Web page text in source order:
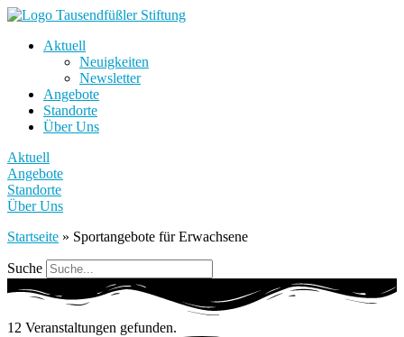
Aktuell
Neuigkeiten
Newsletter
Angebote
Standorte
Über Uns
Aktuell
Angebote
Standorte
Über Uns
Startseite » Sportangebote für Erwachsene
Suche
12 Veranstaltungen gefunden.